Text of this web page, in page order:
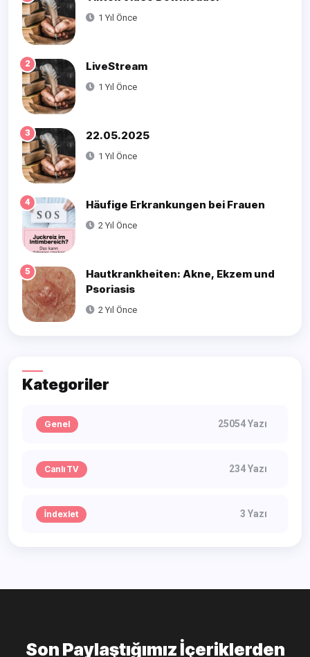
1 Yıl Önce
2 LiveStream
1 Yıl Önce
3 22.05.2025
1 Yıl Önce
4 Häufige Erkrankungen bei Frauen
2 Yıl Önce
5
Hautkrankheiten: Akne, Ekzem und
Psoriasis
2 Yıl Önce
Kategoriler
Genel 25054 Yazı
Canlı TV 234 Yazı
İndexlet 3 Yazı
Son Paylaştığımız İçeriklerden